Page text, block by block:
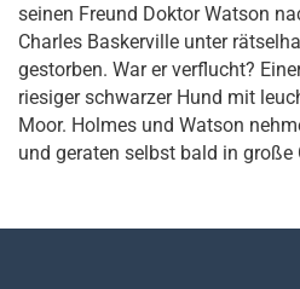
seinen Freund Doktor Watson
Charles Baskerville unter
gestorben. War er verflucht?
riesiger schwarzer Hund mit
Moor. Holmes und Watson
und geraten selbst bald in große